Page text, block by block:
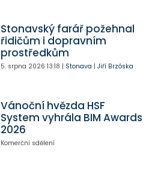
Stonavský farář požehnal
řidičům i dopravním
prostředkům
5. srpna 2026 13:18 | Stonava | Jiří Brzóska
Vánoční hvězda HSF
System vyhrála BIM Awards
2026
Komerční sdělení